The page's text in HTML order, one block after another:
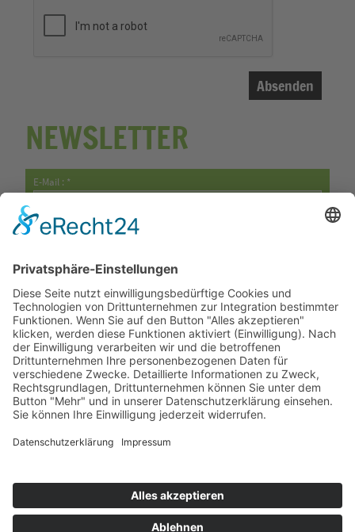
NEWSLETTER
E-Mail : *
Nachname : *
DieDatenschutzbestimmungenhabe ich zur Kenntnis genommen.
Mit einem Stern * markierte Felder müssen ausgefüllt werden!